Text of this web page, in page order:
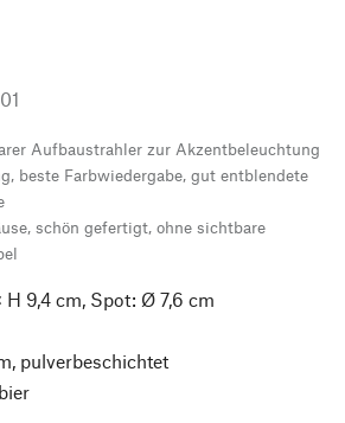
Aufbaustrahler zur Akzentbeleuchtung
beste Farbwiedergabe, gut entblendete
schön gefertigt, ohne sichtbare
H 9,4 cm, Spot: Ø 7,6 cm
pulverbeschichtet